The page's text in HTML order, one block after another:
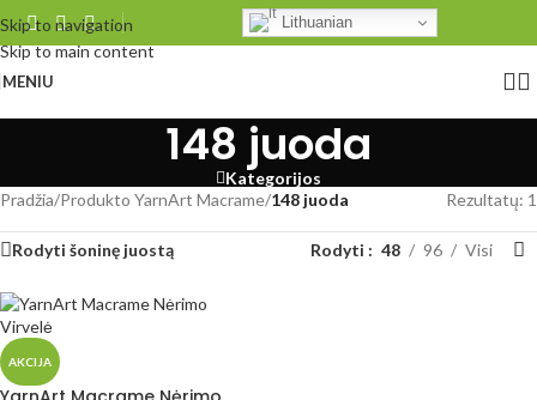
Skip to navigation
Skip to main content
Lithuanian
MENIU
148 juoda
Kategorijos
Pradžia/Produkto YarnArt Macrame/148 juoda Rezultatų: 1
Rodyti šoninę juostą Rodyti 48 96 Visi
AKCIJA